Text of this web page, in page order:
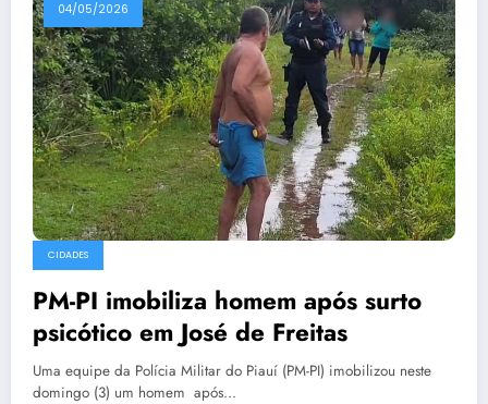
04/05/2026
CIDADES
PM-PI imobiliza homem após surto
psicótico em José de Freitas
Uma equipe da Polícia Militar do Piauí (PM-PI) imobilizou neste
domingo (3) um homem após…